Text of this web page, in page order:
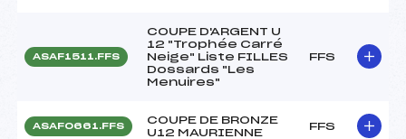
ASAF1511.FFS
COUPE D'ARGENT U
12 "Trophée Carré
Neige" Liste FILLES
Dossards "Les
Menuires"
FFS
ASAF0661.FFS
COUPE DE BRONZE
U12 MAURIENNE
FFS